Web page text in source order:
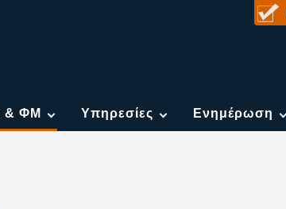
& ΦΜ Υπηρεσίες Ενημέρωση